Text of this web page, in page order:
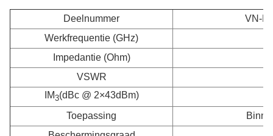
Deelnummer
VN-
Werkfrequentie (GHz)
Impedantie (Ohm)
VSWR
IM3(dBc @ 2×43dBm)
Toepassing